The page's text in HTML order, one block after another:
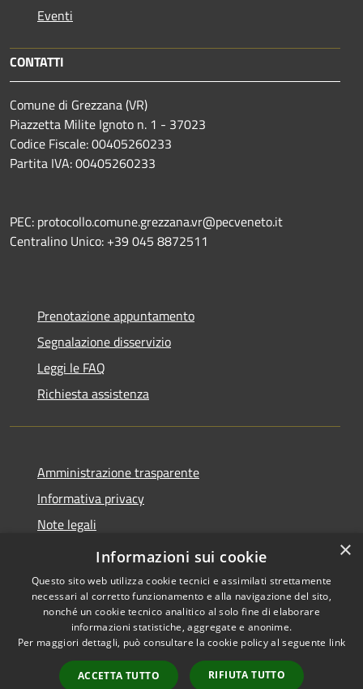
Eventi
CONTATTI
Comune di Grezzana (VR)
Piazzetta Milite Ignoto n. 1 - 37023
Codice Fiscale: 00405260233
Partita IVA: 00405260233
PEC: protocollo.comune.grezzana.vr@pecveneto.it
Centralino Unico: +39 045 8872511
Prenotazione appuntamento
Segnalazione disservizio
Leggi le FAQ
Richiesta assistenza
Amministrazione trasparente
Informativa privacy
Note legali
Dichiarazione di accessibilità
Accessibilità
Copyright © 2026 • Comune di
Grezzana • Powered by
Municipium•
Accesso
×
Informazioni sui cookie
Questo sito web utilizza cookie tecnici e assimilati strettamente
necessari al corretto funzionamento e alla navigazione del sito,
nonché un cookie tecnico analitico al solo fine di elaborare
informazioni statistiche, aggregate e anonime.
Per maggiori dettagli, può consultare la cookie policy al seguente link
ACCETTA TUTTO RIFIUTA TUTTO